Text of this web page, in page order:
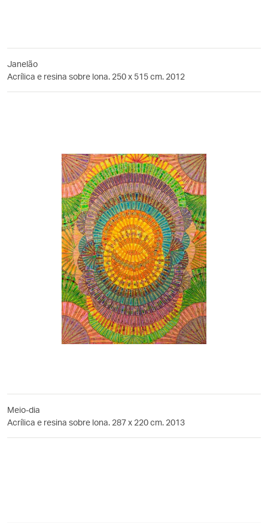
Janelão
Acrílica e resina sobre lona. 250 x 515 cm. 2012
Meio-dia
Acrílica e resina sobre lona. 287 x 220 cm. 2013